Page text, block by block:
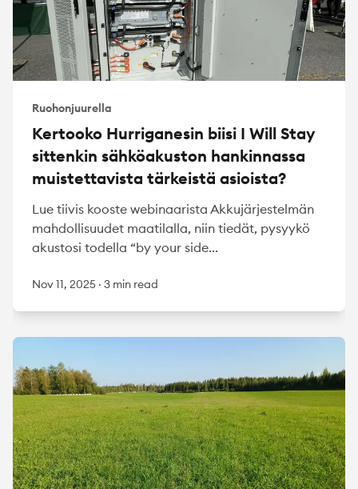
Ruohonjuurella
Kertooko Hurriganesin biisi I Will Stay
sittenkin sähköakuston hankinnassa
muistettavista tärkeistä asioista?
Lue tiivis kooste webinaarista Akkujärjestelmän
mahdollisuudet maatilalla, niin tiedät, pysyykö
akustosi todella “by your side...
Nov 11, 2025 · 3 min read